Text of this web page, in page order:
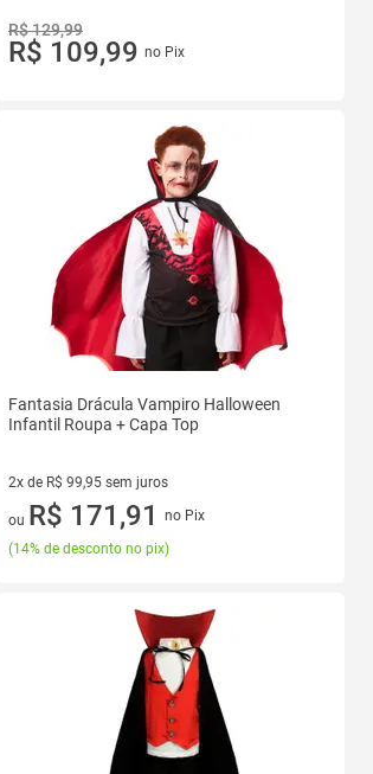
R$ 129,99
R$ 109,99 no Pix
Fantasia Drácula Vampiro Halloween
Infantil Roupa + Capa Top
2x de R$ 99,95 sem juros
2 vez de R$ 99,95 sem juros
ou R$ 171,91
no Pix
(14% de desconto no pix)